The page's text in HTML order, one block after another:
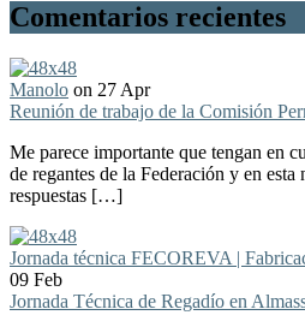
Comentarios recientes
Manolo on 27 Apr
Reunión de trabajo de la Comisión
Me parece importante que tengan en
de regantes de la Federación y en esta
respuestas […]
Jornada técnica FECOREVA |
09 Feb
Jornada Técnica de Regadío en